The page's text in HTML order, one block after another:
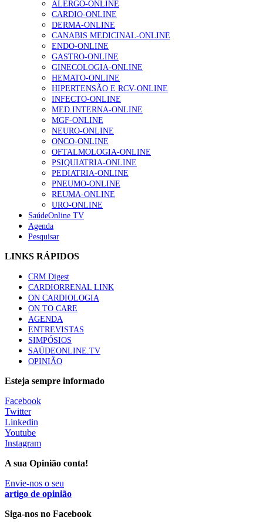
Alguns milhares de utentes podem ficar sem médico de
família com nova regras do registo, alerta associação
162 visualizações
“Os programas de rastreio do cancro do pulmão são
custo-efetivos e representam um investimento
sustentável para os sistemas de saúde”
94 visualizações
Quase quatro em cada dez doentes com enfarte
apresentavam níveis elevados de Lp(a), revela estudo
88 visualizações
Trodelvy aprovado para primeira linha no cancro da
elegíveis para inibidores PD-(L)1
ALERGO-ONLINE
CARDIO-ONLINE
DERMA-ONLINE
CANABIS MEDICINAL-ONLINE
ENDO-ONLINE
GASTRO-ONLINE
GINECOLOGIA-ONLINE
HEMATO-ONLINE
HIPERTENSÃO E RCV-ONLINE
INFECTO-ONLINE
MED.INTERNA-ONLINE
MGF-ONLINE
NEURO-ONLINE
ONCO-ONLINE
OFTALMOLOGIA-ONLINE
PSIQUIATRIA-ONLINE
PEDIATRIA-ONLINE
PNEUMO-ONLINE
REUMA-ONLINE
URO-ONLINE
SaúdeOnline TV
Agenda
Pesquisar
LINKS RÁPIDOS
CRM Digest
CARDIORRENAL LINK
ON CARDIOLOGIA
ON TO CARE
AGENDA
ENTREVISTAS
SIMPÓSIOS
SAÚDEONLINE.TV
OPINIÃO
Esteja sempre informado
Facebook
Twitter
Linkedin
Youtube
Instagram
A sua Opinião conta!
Envie-nos o seu
artigo de opinião
Siga-nos no Facebook